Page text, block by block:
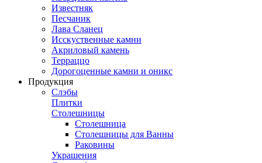
Известняк
Песчаник
Лава Сланец
Исскуственные камни
Акриловый камень
Терраццо
Дорогоценные камни и оникс
Продукция
Слэбы
Плитки
Столешницы
Столешница
Столешницы для Ванны
Раковины
Украшения